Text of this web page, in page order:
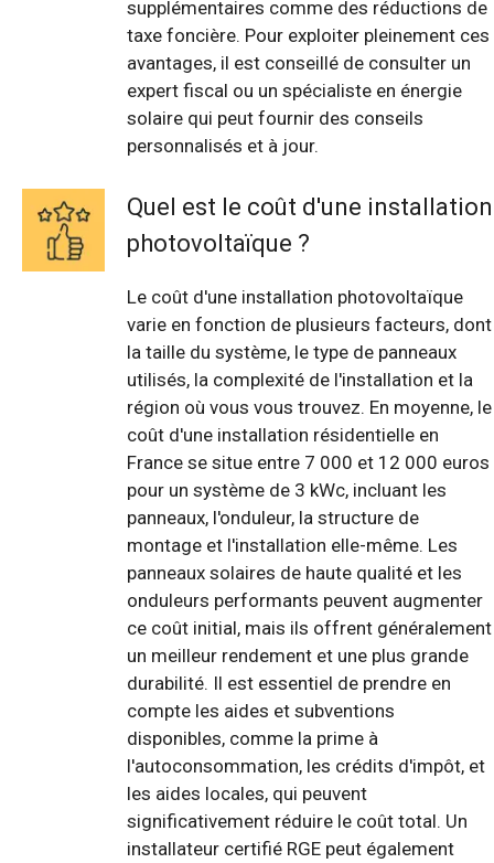
supplémentaires comme des réductions de
taxe foncière. Pour exploiter pleinement ces
avantages, il est conseillé de consulter un
expert fiscal ou un spécialiste en énergie
solaire qui peut fournir des conseils
personnalisés et à jour.
Quel est le coût d'une installation
photovoltaïque ?
Le coût d'une installation photovoltaïque
varie en fonction de plusieurs facteurs, dont
la taille du système, le type de panneaux
utilisés, la complexité de l'installation et la
région où vous vous trouvez. En moyenne, le
coût d'une installation résidentielle en
France se situe entre 7 000 et 12 000 euros
pour un système de 3 kWc, incluant les
panneaux, l'onduleur, la structure de
montage et l'installation elle-même. Les
panneaux solaires de haute qualité et les
onduleurs performants peuvent augmenter
ce coût initial, mais ils offrent généralement
un meilleur rendement et une plus grande
durabilité. Il est essentiel de prendre en
compte les aides et subventions
disponibles, comme la prime à
l'autoconsommation, les crédits d'impôt, et
les aides locales, qui peuvent
significativement réduire le coût total. Un
installateur certifié RGE peut également